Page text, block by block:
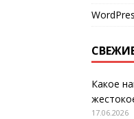
Какое
17.06.2026